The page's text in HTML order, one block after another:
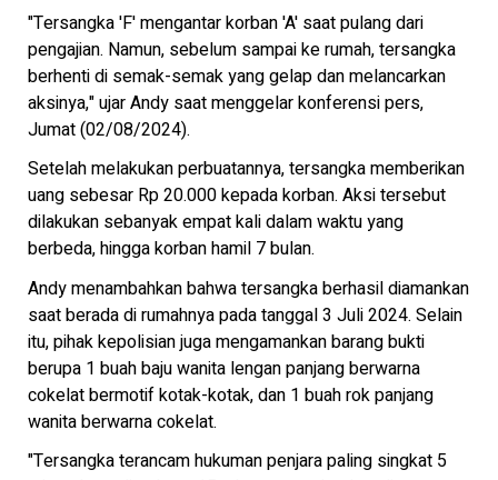
"Tersangka 'F' mengantar korban 'A' saat pulang dari
pengajian. Namun, sebelum sampai ke rumah, tersangka
berhenti di semak-semak yang gelap dan melancarkan
aksinya," ujar Andy saat menggelar konferensi pers,
Jumat (02/08/2024).
Setelah melakukan perbuatannya, tersangka memberikan
uang sebesar Rp 20.000 kepada korban. Aksi tersebut
dilakukan sebanyak empat kali dalam waktu yang
berbeda, hingga korban hamil 7 bulan.
Andy menambahkan bahwa tersangka berhasil diamankan
saat berada di rumahnya pada tanggal 3 Juli 2024. Selain
itu, pihak kepolisian juga mengamankan barang bukti
berupa 1 buah baju wanita lengan panjang berwarna
cokelat bermotif kotak-kotak, dan 1 buah rok panjang
wanita berwarna cokelat.
"Tersangka terancam hukuman penjara paling singkat 5